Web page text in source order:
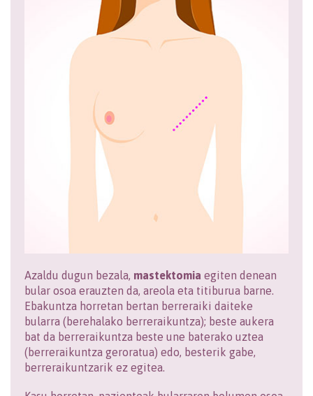
Azaldu dugun bezala, mastektomia egiten denean
bular osoa erauzten da, areola eta titiburua barne.
Ebakuntza horretan bertan berreraiki daiteke
bularra (berehalako berreraikuntza); beste aukera
bat da berreraikuntza beste une baterako uztea
(berreraikuntza geroratua) edo, besterik gabe,
berreraikuntzarik ez egitea.